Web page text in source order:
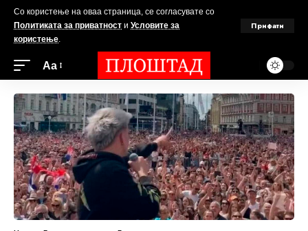
Со користење на оваа страница, се согласувате со
Политиката за приватност и Условите за
користење.
Прифати
Аа